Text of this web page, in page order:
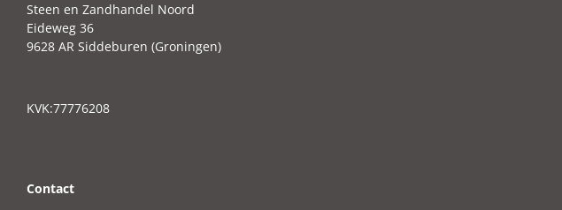
Steen en Zandhandel Noord
Eideweg 36
9628 AR Siddeburen (Groningen)
KVK:77776208
Contact